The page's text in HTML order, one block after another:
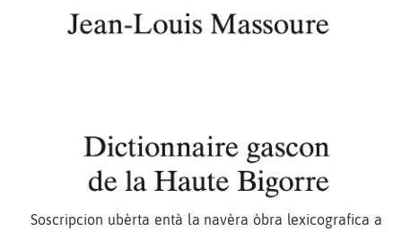
Soscripcion ubèrta entà la navèra òbra lexicografica a